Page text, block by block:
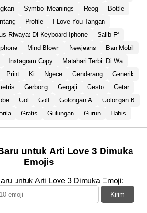
Symbol Meanings Reog
Bottle
Profile
I Love You Tangan
Riwayat Di Keyboard Iphone
Salib Ff
Mind Blown Newjeans
Ban Mobil
Instagram Copy
Matahari Terbit Di Wa
Print Ki Ngece Genderang
Generik
Gerbong Gergaji Gesto
Getar
Gol Golf Golongan A
Golongan B
Gratis Gulungan Gurun Habis
untuk Arti Love 3 Dimuka
Emojis
untuk Arti Love 3 Dimuka Emoji:
Kirim